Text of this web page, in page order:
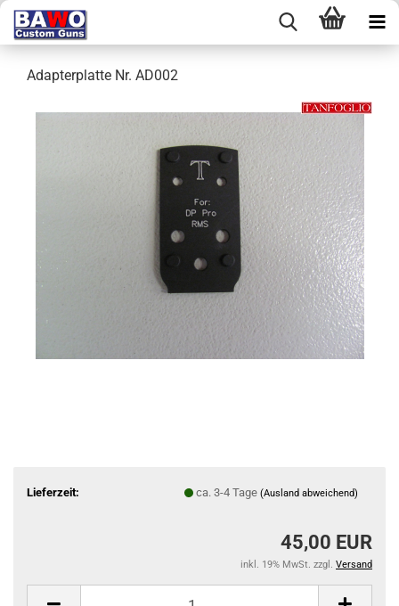
Adapterplatte Nr. AD002
Lieferzeit: ca. 3-4 Tage (Ausland abweichend)
45,00 EUR
inkl. 19% MwSt. zzgl. Versand